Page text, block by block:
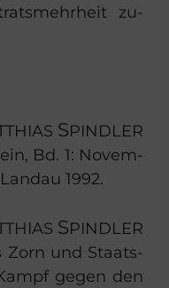
zu­
SPIND­LER
Bd. 1: No­vem­
1992.
SPIND­LER
Zorn und Staats­
gegen den